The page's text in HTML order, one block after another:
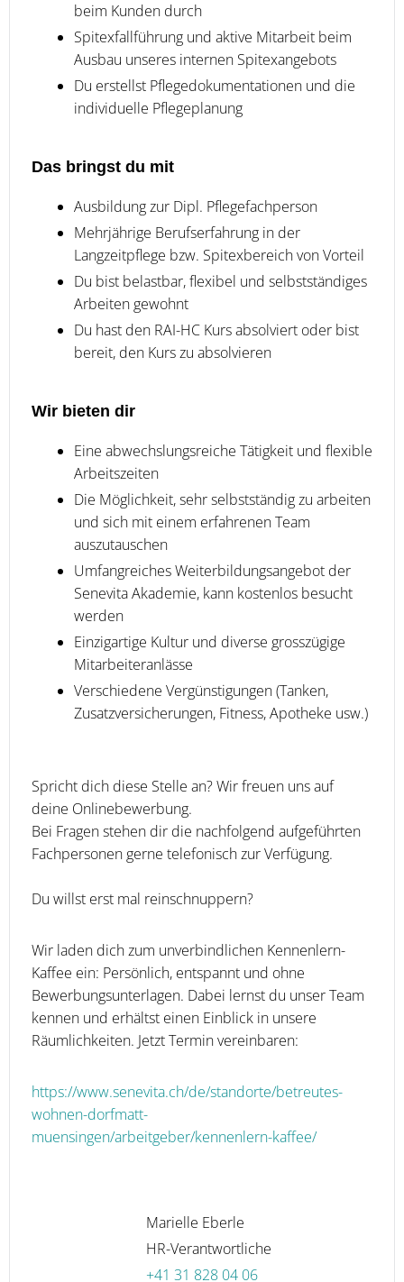
beim Kunden durch
Spitexfallführung und aktive Mitarbeit beim
Ausbau unseres internen Spitexangebots
Du erstellst Pflegedokumentationen und die
individuelle Pflegeplanung
Das bringst du mit
Ausbildung zur Dipl. Pflegefachperson
Mehrjährige Berufserfahrung in der
Langzeitpflege bzw. Spitexbereich von Vorteil
Du bist belastbar, flexibel und selbstständiges
Arbeiten gewohnt
Du hast den RAI-HC Kurs absolviert oder bist
bereit, den Kurs zu absolvieren
Wir bieten dir
Eine abwechslungsreiche Tätigkeit und flexible
Arbeitszeiten
Die Möglichkeit, sehr selbstständig zu arbeiten
und sich mit einem erfahrenen Team
auszutauschen
Umfangreiches Weiterbildungsangebot der
Senevita Akademie, kann kostenlos besucht
werden
Einzigartige Kultur und diverse grosszügige
Mitarbeiteranlässe
Verschiedene Vergünstigungen (Tanken,
Zusatzversicherungen, Fitness, Apotheke usw.)
Spricht dich diese Stelle an? Wir freuen uns auf
deine Onlinebewerbung.
Bei Fragen stehen dir die nachfolgend aufgeführten
Fachpersonen gerne telefonisch zur Verfügung.
Du willst erst mal reinschnuppern?
Wir laden dich zum unverbindlichen Kennenlern-
Kaffee ein: Persönlich, entspannt und ohne
Bewerbungsunterlagen. Dabei lernst du unser Team
kennen und erhältst einen Einblick in unsere
Räumlichkeiten. Jetzt Termin vereinbaren:
https://www.senevita.ch/de/standorte/betreutes-
wohnen-dorfmatt-
muensingen/arbeitgeber/kennenlern-kaffee/
Marielle Eberle
HR-Verantwortliche
+41 31 828 04 06